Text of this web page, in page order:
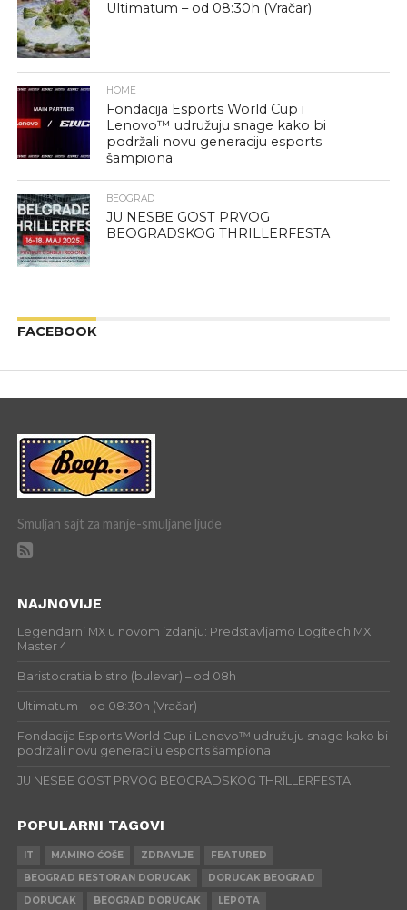
Ultimatum – od 08:30h (Vračar)
HOME
Fondacija Esports World Cup i
Lenovo™ udružuju snage kako bi
podržali novu generaciju esports
šampiona
BEOGRAD
JU NESBE GOST PRVOG
BEOGRADSKOG THRILLERFESTA
FACEBOOK
Smuljan sajt za manje-smuljane ljude
NAJNOVIJE
Legendarni MX u novom izdanju: Predstavljamo Logitech MX
Master 4
Baristocratia bistro (bulevar) – od 08h
Ultimatum – od 08:30h (Vračar)
Fondacija Esports World Cup i Lenovo™ udružuju snage kako bi
podržali novu generaciju esports šampiona
JU NESBE GOST PRVOG BEOGRADSKOG THRILLERFESTA
POPULARNI TAGOVI
IT MAMINO ĆOŠE ZDRAVLJE
FEATURED
BEOGRAD RESTORAN DORUCAK
DORUCAK BEOGRAD
DORUCAK
BEOGRAD DORUCAK LEPOTA